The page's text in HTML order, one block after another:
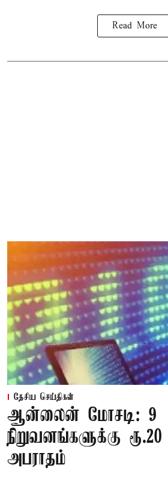
Read More
தேசிய செய்திகள்
ஆன்லைன் மோசடி: 9
நிறுவனங்களுக்கு
அபராதம்